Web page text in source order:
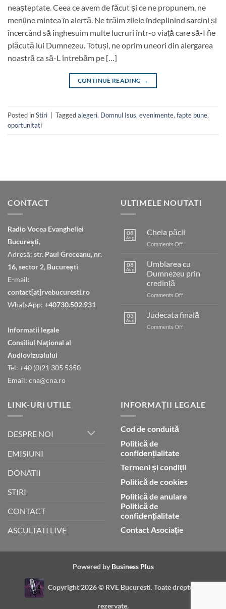
neașteptate. Ceea ce avem de făcut și ce ne propunem, ne
menține mintea în alertă. Ne trăim zilele îndeplinind sarcini și
încercând să înghesuim multe lucruri într-o viață care să-I fie
plăcută lui Dumnezeu. Totuși, ne oprim uneori din alergarea
noastră ca să-L întrebăm pe […]
CONTINUE READING →
Posted inStiri Taggedalegeri, Domnul Isus, evenimente, fapte bune,
oportunitati
CONTACT
Radio Vocea Evangheliei
București,
Adresă: str. Paul Greceanu, nr.
16, sector 2, București
E-mail:
contact[at]rvebucuresti.ro
WhatsApp: +40730.502.931
Informatii legale
Consiliul Naţional al
Audiovizualului
Tel: +40 (0)21 305 5350
Email: cna@cna.ro
ULTIMELE NOUTATI
08
Aug
Cheia păcii
Comments Offon
08
Aug
Umblarea cu
Dumnezeu prin
credință
Comments Offon
cu
Dumnezeu
prin
03
Aug
Judecata finală
Comments Offon
LINK-URI UTILE
DESPRE NOI
EMISIUNI
DONATII
STIRI
CONTACT
ASCULTATI LIVE
INFORMAȚII LEGALE
Cod de conduită
Politică de
confidențialitate
Termeni și condiții
Politică de cookies
Politică de anulare
Politică de
confidențialitate
Contact Asociație
Powered by Business Plus
Copyright 2026 © RVE Bucuresti. Toate drepturile
rezervate.